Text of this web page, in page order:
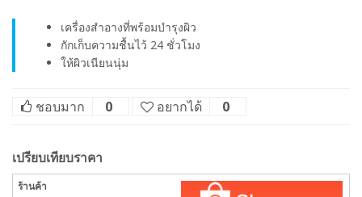
เครื่องสำอางที่พร้อมบำรุงผิว
กักเก็บความชื้นไว้ 24 ชั่วโมง
ให้ผิวเนียนนุ่ม
ชอบมาก 0 อยากได้ 0
เปรียบเทียบราคา